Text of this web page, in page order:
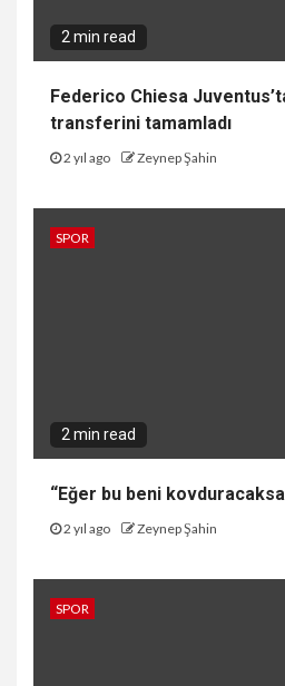
2 min read
Federico Chiesa
transferini tamamladı
2 yıl ago Zeynep Şahin
SPOR
2 min read
“Eğer bu beni
2 yıl ago Zeynep Şahin
SPOR